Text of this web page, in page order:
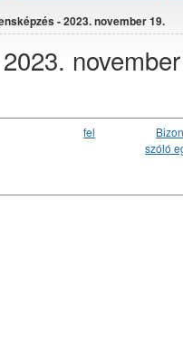
- 2023. november 19.
fel
szóló